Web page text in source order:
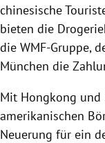
chinesische
bieten die
die WMF-Gruppe,
München die
Mit Hongkong und
amerikanischen
Neuerung für ein